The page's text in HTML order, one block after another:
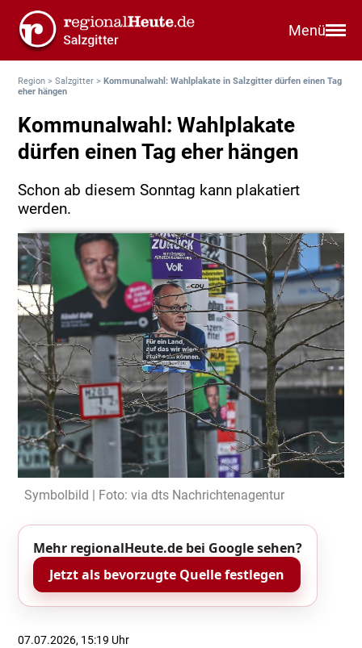
Menü
Region >Salzgitter >Kommunalwahl: Wahlplakate in Salzgitter dürfen einen Tag
eher hängen
Kommunalwahl: Wahlplakate
dürfen einen Tag eher hängen
Schon ab diesem Sonntag kann plakatiert
werden.
Symbolbild | Foto: via dts Nachrichtenagentur
Mehr regionalHeute.de bei Google sehen?
Jetzt als bevorzugte Quelle festlegen
07.07.2026, 15:19 Uhr